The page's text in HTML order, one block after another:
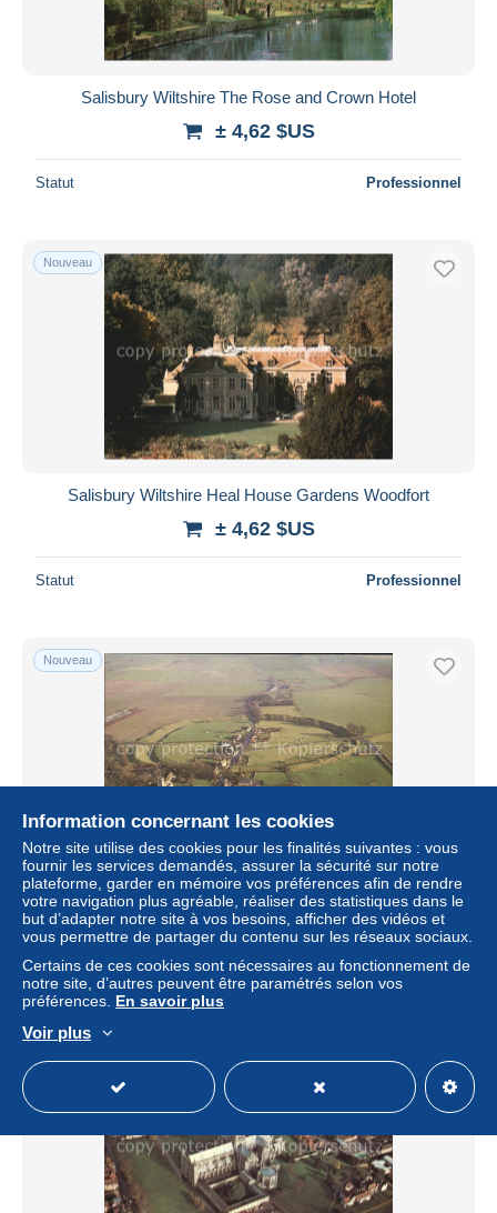
Salisbury Wiltshire The Rose and Crown Hotel
± 4,62 $US
Statut Professionnel
Nouveau
Salisbury Wiltshire Heal House Gardens Woodfort
± 4,62 $US
Statut Professionnel
Nouveau
Avebury Wiltshire Fliegeraufnahme The Henge
± 4,62 $US
Statut Professionnel
Information concernant les cookies
Notre site utilise des cookies pour les finalités suivantes : vous
fournir les services demandés, assurer la sécurité sur notre
plateforme, garder en mémoire vos préférences afin de rendre
votre navigation plus agréable, réaliser des statistiques dans le
but d’adapter notre site à vos besoins, afficher des vidéos et
vous permettre de partager du contenu sur les réseaux sociaux.
Certains de ces cookies sont nécessaires au fonctionnement de
notre site, d’autres peuvent être paramétrés selon vos
préférences. En savoir plus
Voir plus